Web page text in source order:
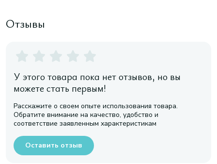
Отзывы
У этого товара пока нет отзывов, но вы
можете стать первым!
Расскажите о своем опыте использования товара.
Обратите внимание на качество, удобство и
соответствие заявленным характеристикам
Оставить отзыв